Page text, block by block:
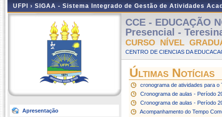
UFPI › SIGAA - Sistema Integrado de Gestão de Atividades
Apresentação
CCE - EDUCAÇÃO
Presencial -
CURSO NÍVEL
CENTRO DE CIENCIAS DA
Últimas Notícias
cronograma de atividades para o
Cronograma de aulas - Período
Cronograma de aulas - Período
Acompanhamento do Tempo